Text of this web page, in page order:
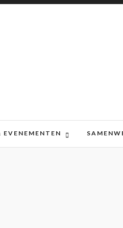
EVENEMENTEN